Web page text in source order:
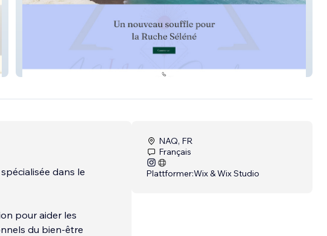
La Ruche Séléné
dans le
pour aider les
du bien-être
NAQ, FR
Français
Plattformer:Wix & Wix Studio